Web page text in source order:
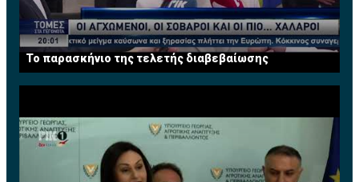
αγωνίστηκε στο δεύτερο ματς, ο Βεζένκοβ έφυγε
τραυματίας και οΓουόκαπαποβλήθηκε. Παρότι,
πάντως, έφυγε νωρίς-νωρίς στο Game 2, ο Αμερικανός
έχει προλάβει να κάνει ένα σπουδαίο ματς και είναι
πρώτος σκόρερ του Ολυμπιακού με 13.5π (και 4.5ασ)
απόδειξη ότι έχει προσαρμοστεί στην άμυνα του
Παναθηναϊκού που τον... προκαλεί να σουτάρει.
Συγκριτικά πάντως ο παίκτης που δημιουργεί τα
Το παρασκήνιο της τελετής διαβεβαίωσης